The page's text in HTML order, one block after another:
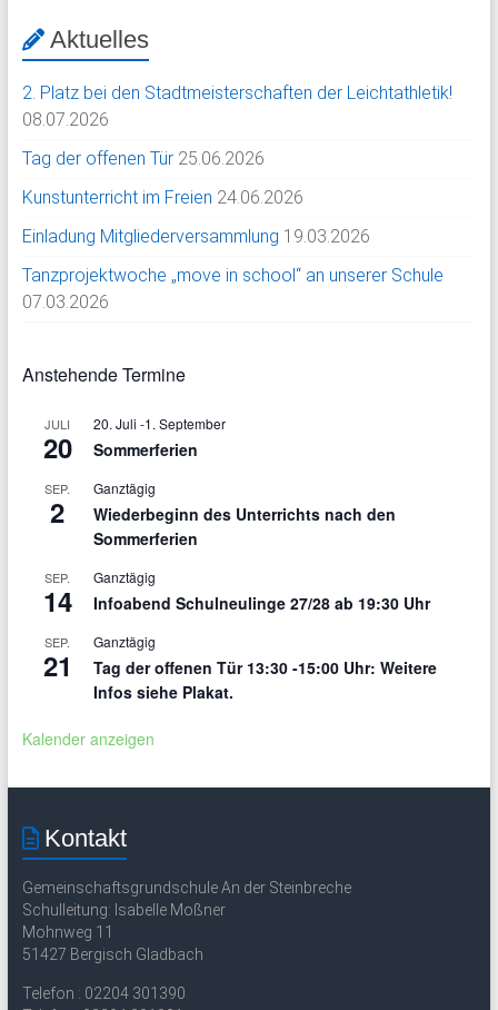
Aktuelles
2. Platz bei den Stadtmeisterschaften der Leichtathletik!
08.07.2026
Tag der offenen Tür 25.06.2026
Kunstunterricht im Freien 24.06.2026
Einladung Mitgliederversammlung 19.03.2026
Tanzprojektwoche „move in school“ an unserer Schule
07.03.2026
Anstehende Termine
JULI
20
20. Juli -1. September
Sommerferien
SEP.
2
Ganztägig
Wiederbeginn des Unterrichts nach den
Sommerferien
SEP.
14
Ganztägig
Infoabend Schulneulinge 27/28 ab 19:30 Uhr
SEP.
21
Ganztägig
Tag der offenen Tür 13:30 -15:00 Uhr: Weitere
Infos siehe Plakat.
Kalender anzeigen
Kontakt
Gemeinschaftsgrundschule An der Steinbreche
Schulleitung: Isabelle Moßner
Mohnweg 11
51427 Bergisch Gladbach
Telefon : 02204 301390